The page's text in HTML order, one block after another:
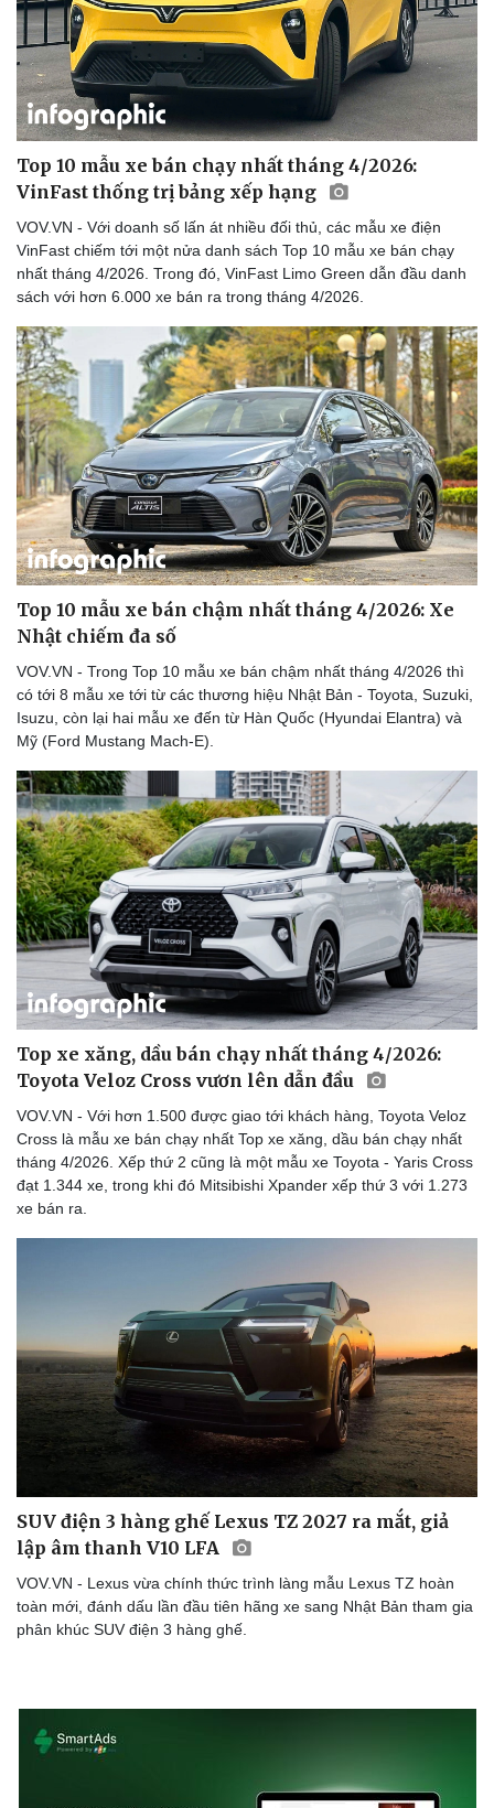
Doanh nghiệp
Thông tin doanh nghiệp
Doanh nghiệp 24h
Doanh nhân
Vì cộng đồng
Công nghệ
Sành điệu
Tin Công nghệ
Trải nghiệm
Chuyển đổi số
Sản phụ khoa
Nhi khoa
Top 10 mẫu xe bán chạy nhất tháng 4/2026:
VinFast thống trị bảng xếp hạng
VOV.VN - Với doanh số lấn át nhiều đối thủ, các mẫu xe điện
VinFast chiếm tới một nửa danh sách Top 10 mẫu xe bán chạy
nhất tháng 4/2026. Trong đó, VinFast Limo Green dẫn đầu danh
sách với hơn 6.000 xe bán ra trong tháng 4/2026.
Top 10 mẫu xe bán chậm nhất tháng 4/2026: Xe
Nhật chiếm đa số
VOV.VN - Trong Top 10 mẫu xe bán chậm nhất tháng 4/2026 thì
có tới 8 mẫu xe tới từ các thương hiệu Nhật Bản - Toyota, Suzuki,
Isuzu, còn lại hai mẫu xe đến từ Hàn Quốc (Hyundai Elantra) và
Mỹ (Ford Mustang Mach-E).
Top xe xăng, dầu bán chạy nhất tháng 4/2026:
Toyota Veloz Cross vươn lên dẫn đầu
VOV.VN - Với hơn 1.500 được giao tới khách hàng, Toyota Veloz
Cross là mẫu xe bán chạy nhất Top xe xăng, dầu bán chạy nhất
tháng 4/2026. Xếp thứ 2 cũng là một mẫu xe Toyota - Yaris Cross
đạt 1.344 xe, trong khi đó Mitsibishi Xpander xếp thứ 3 với 1.273
xe bán ra.
SUV điện 3 hàng ghế Lexus TZ 2027 ra mắt, giả
lập âm thanh V10 LFA
VOV.VN - Lexus vừa chính thức trình làng mẫu Lexus TZ hoàn
toàn mới, đánh dấu lần đầu tiên hãng xe sang Nhật Bản tham gia
phân khúc SUV điện 3 hàng ghế.